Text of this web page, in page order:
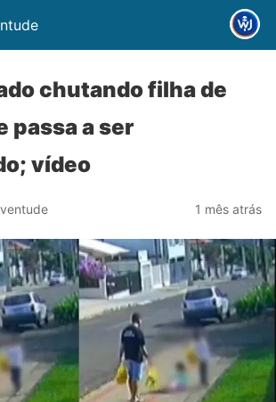
chutando filha de
passa a ser
vídeo
1 mês atrás